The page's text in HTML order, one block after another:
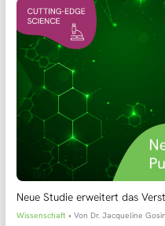
Neue Studie erweitert das
Wissenschaft • VonDr. Jacqueline